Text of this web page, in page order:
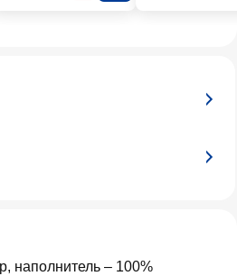
наполнитель – 100%